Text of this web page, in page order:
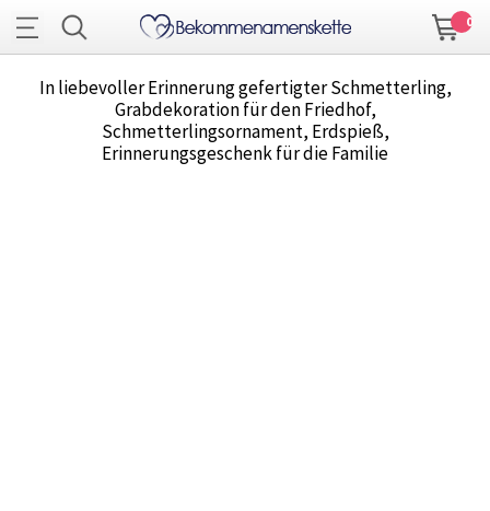
0
In liebevoller Erinnerung gefertigter Schmetterling,
Grabdekoration für den Friedhof,
Schmetterlingsornament, Erdspieß,
Erinnerungsgeschenk für die Familie